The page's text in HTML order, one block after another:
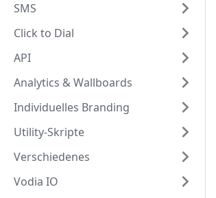
SMS
Click to Dial
API
Analytics & Wallboards
Individuelles Branding
Utility-Skripte
Verschiedenes
Vodia IO